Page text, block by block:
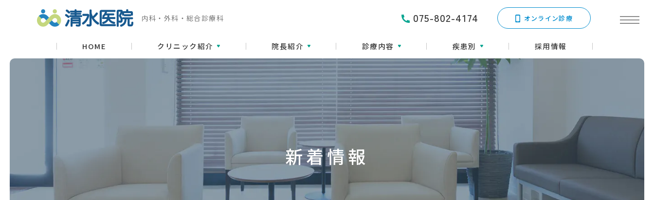
内科・外科・総合診療科 075-802-4174 オンライン診療
HOME クリニック紹介 院長紹介 診療内容 疾患別 採用情報
新着情報